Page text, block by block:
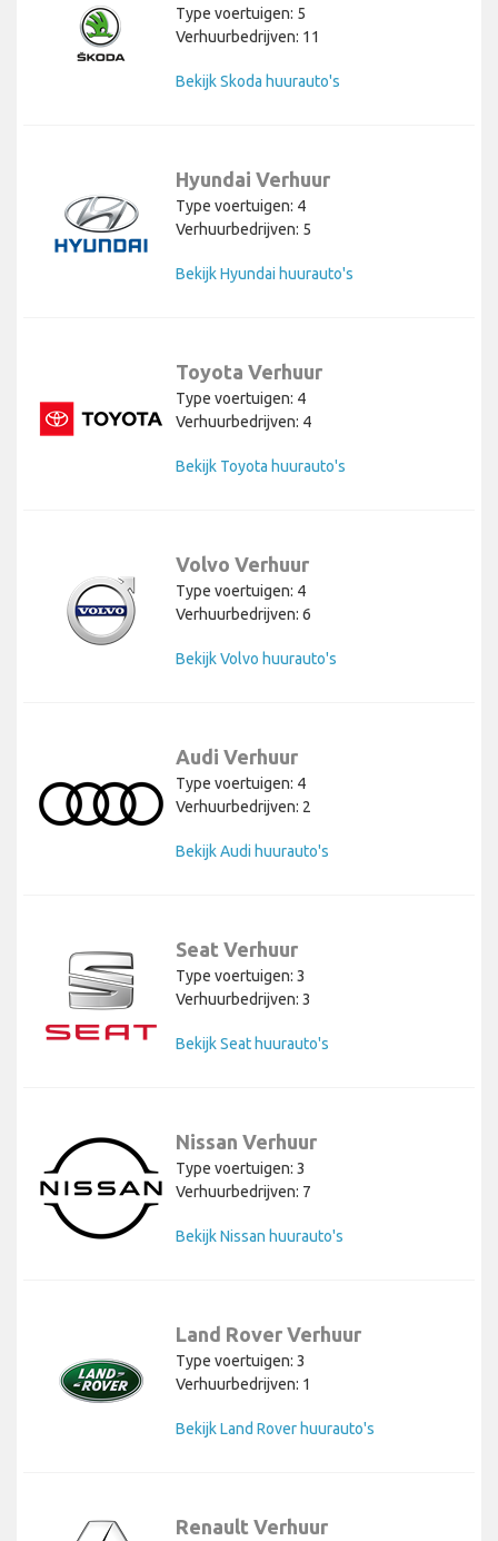
Type voertuigen: 5
Verhuurbedrijven: 11
Bekijk Skoda huurauto's
Hyundai Verhuur
Type voertuigen: 4
Verhuurbedrijven: 5
Bekijk Hyundai huurauto's
Toyota Verhuur
Type voertuigen: 4
Verhuurbedrijven: 4
Bekijk Toyota huurauto's
Volvo Verhuur
Type voertuigen: 4
Verhuurbedrijven: 6
Bekijk Volvo huurauto's
Audi Verhuur
Type voertuigen: 4
Verhuurbedrijven: 2
Bekijk Audi huurauto's
Seat Verhuur
Type voertuigen: 3
Verhuurbedrijven: 3
Bekijk Seat huurauto's
Nissan Verhuur
Type voertuigen: 3
Verhuurbedrijven: 7
Bekijk Nissan huurauto's
Land Rover Verhuur
Type voertuigen: 3
Verhuurbedrijven: 1
Bekijk Land Rover huurauto's
Renault Verhuur